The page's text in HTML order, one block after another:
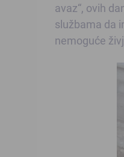
avaz“, ovih
službama da
nemoguće